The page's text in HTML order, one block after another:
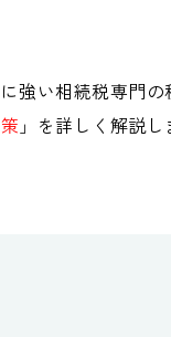
強い相続税専門の
」を詳しく解説し